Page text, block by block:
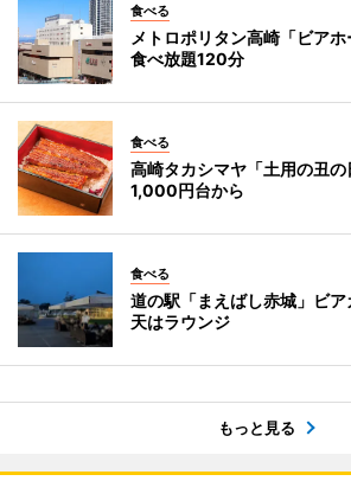
食べる
メトロポリタン高崎「ビア
食べ放題120分
食べる
高崎タカシマヤ「土用の丑
1,000円台から
食べる
道の駅「まえばし赤城」ビ
天はラウンジ
もっと見る